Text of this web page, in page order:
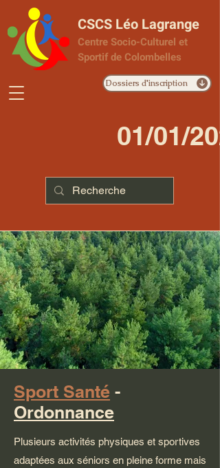
Dossiers d'inscription
CSCS Léo Lagrange
Centre Socio-Culturel et
Sportif de Colombelles
01/01/
Sport Santé -
Ordonnance
Plusieurs activités physiques et sportives
adaptées aux séniors en pleine forme mais